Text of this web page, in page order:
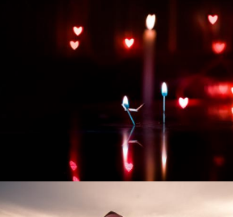
Развитие интернет-
праздника"
Смотреть проект